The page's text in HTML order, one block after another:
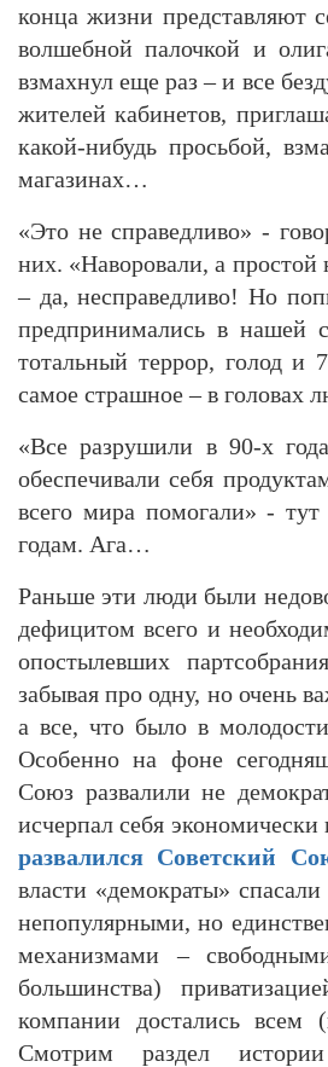
конца жизни представляют
волшебной палочкой и
взмахнул еще раз – и все
жителей кабинетов,
какой-нибудь просьбой,
магазинах…
«Это не справедливо» -
них. «Наворовали, а простой
– да, несправедливо! Но
предпринимались в нашей
тотальный террор, голод и
самое страшное – в головах
«Все разрушили в 90-х
обеспечивали себя
всего мира помогали» - тут
годам. Ага…
Раньше эти люди были
дефицитом всего и
опостылевших
забывая про одну, но очень
а все, что было в
Особенно на фоне
Союз развалили не
исчерпал себя
развалился Советский
власти «демократы»
непопулярными, но
механизмами –
большинства)
компании достались
Смотрим раздел истории